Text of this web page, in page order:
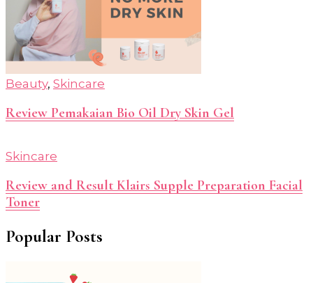
Beauty, Skincare
Review Pemakaian Bio Oil Dry Skin Gel
Skincare
Review and Result Klairs Supple Preparation Facial
Toner
Popular Posts